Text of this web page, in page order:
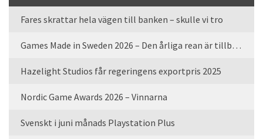
Fares skrattar hela vägen till banken – skulle vi tro
Games Made in Sweden 2026 – Den årliga rean är tillbaka
Hazelight Studios får regeringens exportpris 2025
Nordic Game Awards 2026 – Vinnarna
Svenskt i juni månads Playstation Plus